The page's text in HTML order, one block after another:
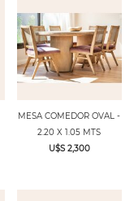
MESA COMEDOR OVAL -
2.20 X 1.05 MTS
U$S 2,300